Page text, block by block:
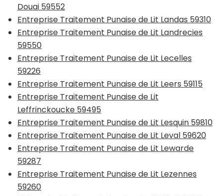
Douai 59552
Entreprise Traitement Punaise de Lit Landas 59310
Entreprise Traitement Punaise de Lit Landrecies
59550
Entreprise Traitement Punaise de Lit Lecelles
59226
Entreprise Traitement Punaise de Lit Leers 59115
Entreprise Traitement Punaise de Lit
Leffrinckoucke 59495
Entreprise Traitement Punaise de Lit Lesquin 59810
Entreprise Traitement Punaise de Lit Leval 59620
Entreprise Traitement Punaise de Lit Lewarde
59287
Entreprise Traitement Punaise de Lit Lezennes
59260